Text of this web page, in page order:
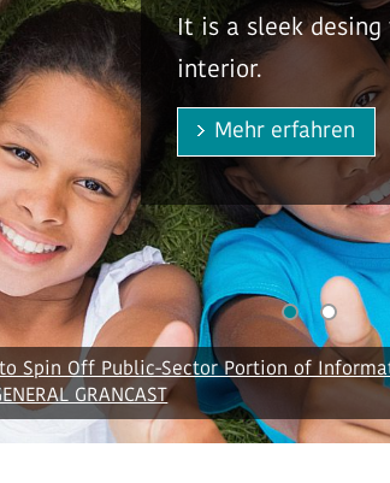
to Spin Off Public-Sector Portion of
GRANCAST